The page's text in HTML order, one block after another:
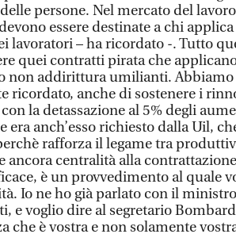
persone. Nel mercato del
essere destinate a chi
lavoratori – ha ricordato -. Tutto
quei contratti pirata che
non addirittura umilianti. Abbiamo
ricordato, anche di sostenere i
la detassazione al 5% degli
era anch’esso richiesto dalla Uil,
rafforza il legame tra
ancora centralità alla
è un provvedimento al quale
Io ne ho già parlato con il
e voglio dire al segretario
che è vostra e non solamente